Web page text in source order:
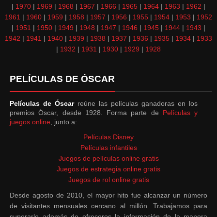
| 1970 | 1969 | 1968 | 1967 | 1966 | 1965 | 1964 | 1963 | 1962 |
1961 | 1960 | 1959 | 1958 | 1957 | 1956 | 1955 | 1954 | 1953 | 1952
| 1951 | 1950 | 1949 | 1948 | 1947 | 1946 | 1945 | 1944 | 1943 |
1942 | 1941 | 1940 | 1939 | 1938 | 1937 | 1936 | 1935 | 1934 | 1933
| 1932 | 1931 | 1930 | 1929 | 1928
PELÍCULAS DE ÓSCAR
Películas de Óscarreúne las películas ganadoras en los
premios Óscar, desde 1928. Forma parte de Películas y
juegos online , junto a:
Películas Disney
Películas infantiles
Juegos de películas online gratis
Juegos de estrategia online gratis
Juegos de rol online gratis
Desde agosto de 2010, el mayor hito fue alcanzar un número
de visitantes mensuales cercano al millón. Trabajamos para